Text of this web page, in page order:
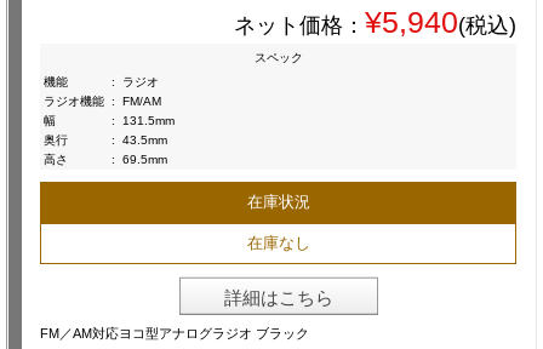
ネット価格： ¥5,940(税込)
スペック
機能
:
ラジオ
ラジオ機能 :
FM/AM
幅
:
131.5mm
奥行
:
43.5mm
高さ
: 69.5mm
在庫状況
在庫なし
詳細はこちら
FM／AM対応ヨコ型アナログラジオ ブラック